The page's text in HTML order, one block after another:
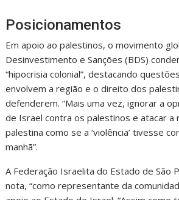
Posicionamentos
Em apoio ao palestinos, o movimento
Desinvestimento e Sanções (BDS)
“hipocrisia colonial”, destacando
envolvem a região e o direito dos
defenderem. “Mais uma vez, ignorar a
de Israel contra os palestinos e atacar a
palestina como se a ‘violência’ tivesse
manhã”.
A Federação Israelita do Estado de São
nota, “como representante da